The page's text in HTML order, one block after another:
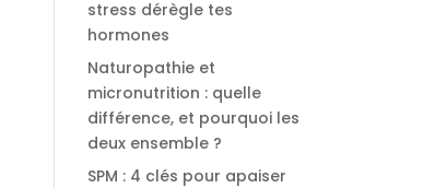
stress dérègle tes
hormones
Naturopathie et
micronutrition : quelle
différence, et pourquoi les
deux ensemble ?
SPM : 4 clés pour apaiser